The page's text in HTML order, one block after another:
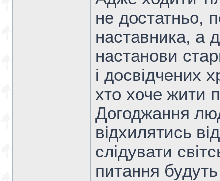
не достатньо,
наставника, а
настанови
і досвідчених
хто хоче жити
Догоджання
відхилятись
слідувати
питання